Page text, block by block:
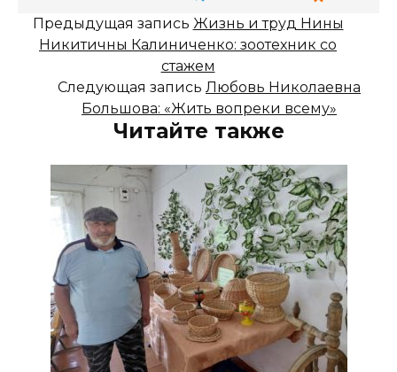
Предыдущая запись Жизнь и труд Нины
Никитичны Калиниченко: зоотехник со
стажем
Следующая запись Любовь Николаевна
Большова: «Жить вопреки всему»
Читайте также